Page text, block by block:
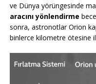
ve Dünya yörüngesinde
aracını yönlendirme
sonra, astronotlar Orion
binlerce kilometre ötesine